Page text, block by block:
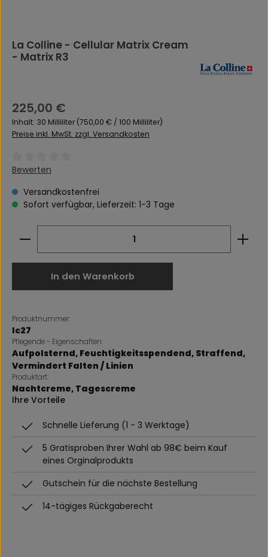
La Colline - Cellular Matrix Cream
- Matrix R3
Regulärer Preis:
225,00 €
Inhalt: 30 Milliliter (750,00 € / 100 Milliliter)
Preise inkl. MwSt. zzgl. Versandkosten
Durchschnittliche Bewertung von 0 von 5 Sternen
Bewerten
Versandkostenfrei
Sofort verfügbar, Lieferzeit: 1-3 Tage
Produkt Anzahl: Gib den gewünschten Wert
In den Warenkorb
Produktnummer:
lc27
Pflegende - Eigenschaften:
Aufpolsternd, Feuchtigkeitsspendend, Straffend,
Vermindert Falten / Linien
Produktart:
Nachtcreme, Tagescreme
Ihre Vorteile
Schnelle Lieferung (1 - 3 Werktage)
5 Gratisproben Ihrer Wahl ab 98€ beim Kauf
eines Orginalprodukts
Gutschein für die nächste Bestellung
14-tägiges Rückgaberecht